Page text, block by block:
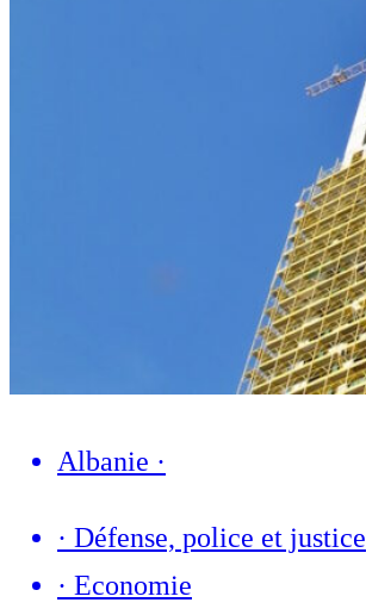
Albanie ·
· Défense, police et justice
· Economie